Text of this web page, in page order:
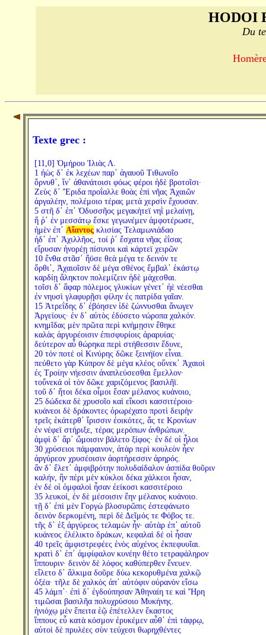
HODOI
Du
Texte grec :
[11,0] Ὁμήρου Ἰλιὰς Λ.
1 ἠὼς δ᾽ ἐκ λεχέων παρ᾽ ἀγαυοῦ Τιθωνοῖο
ὄρνυθ᾽, ἵν᾽ ἀθανάτοισι φόως φέροι ἠδὲ βροτοῖσι·
Ζεὺς δ᾽ Ἔριδα προΐαλλε θοὰς ἐπὶ νῆας Ἀχαιῶν
ἀργαλέην, πολέμοιο τέρας μετὰ χερσὶν ἔχουσαν.
5 στῆ δ᾽ ἐπ᾽ Ὀδυσσῆος μεγακήτεϊ νηῒ μελαίνῃ,
ἥ ῥ᾽ ἐν μεσσάτῳ ἔσκε γεγωνέμεν ἀμφοτέρωσε,
ἠμὲν ἐπ᾽ Αἴαντοςκλισίας Τελαμωνιάδαο
ἠδ᾽ ἐπ᾽ Ἀχιλλῆος, τοί ῥ᾽ ἔσχατα νῆας ἐΐσας
εἴρυσαν ἠνορέῃ πίσυνοι καὶ κάρτεϊ χειρῶν
10 ἔνθα στᾶσ᾽ ἤϋσε θεὰ μέγα τε δεινόν τε
ὄρθι᾽, Ἀχαιοῖσιν δὲ μέγα σθένος ἔμβαλ᾽ ἑκάστῳ
καρδίῃ ἄληκτον πολεμίζειν ἠδὲ μάχεσθαι.
τοῖσι δ᾽ ἄφαρ πόλεμος γλυκίων γένετ᾽ ἠὲ νέεσθαι
ἐν νηυσὶ γλαφυρῇσι φίλην ἐς πατρίδα γαῖαν.
15 Ἀτρεΐδης δ᾽ ἐβόησεν ἰδὲ ζώννυσθαι ἄνωγεν
Ἀργείους· ἐν δ᾽ αὐτὸς ἐδύσετο νώροπα χαλκόν.
κνημῖδας μὲν πρῶτα περὶ κνήμῃσιν ἔθηκε
καλὰς ἀργυρέοισιν ἐπισφυρίοις ἀραρυίας·
δεύτερον αὖ θώρηκα περὶ στήθεσσιν ἔδυνε,
20 τόν ποτέ οἱ Κινύρης δῶκε ξεινήϊον εἶναι.
πεύθετο γὰρ Κύπρον δὲ μέγα κλέος οὕνεκ᾽ Ἀχαιοὶ
ἐς Τροίην νήεσσιν ἀναπλεύσεσθαι ἔμελλον·
τοὔνεκά οἱ τὸν δῶκε χαριζόμενος βασιλῆϊ.
τοῦ δ᾽ ἤτοι δέκα οἶμοι ἔσαν μέλανος κυάνοιο,
25 δώδεκα δὲ χρυσοῖο καὶ εἴκοσι κασσιτέροιο·
κυάνεοι δὲ δράκοντες ὀρωρέχατο προτὶ δειρὴν
τρεῖς ἑκάτερθ᾽ ἴρισσιν ἐοικότες, ἅς τε Κρονίων
ἐν νέφεϊ στήριξε, τέρας μερόπων ἀνθρώπων.
ἀμφὶ δ᾽ ἄρ᾽ ὤμοισιν βάλετο ξίφος· ἐν δέ οἱ ἧλοι
30 χρύσειοι πάμφαινον, ἀτὰρ περὶ κουλεὸν ἦεν
ἀργύρεον χρυσέοισιν ἀορτήρεσσιν ἀρηρός.
ἂν δ᾽ ἕλετ᾽ ἀμφιβρότην πολυδαίδαλον ἀσπίδα θοῦριν
καλήν, ἣν πέρι μὲν κύκλοι δέκα χάλκεοι ἦσαν,
ἐν δέ οἱ ὀμφαλοὶ ἦσαν ἐείκοσι κασσιτέροιο
35 λευκοί, ἐν δὲ μέσοισιν ἔην μέλανος κυάνοιο.
τῇ δ᾽ ἐπὶ μὲν Γοργὼ βλοσυρῶπις ἐστεφάνωτο
δεινὸν δερκομένη, περὶ δὲ Δεῖμός τε Φόβος τε.
τῆς δ᾽ ἐξ ἀργύρεος τελαμὼν ἦν· αὐτὰρ ἐπ᾽ αὐτοῦ
κυάνεος ἐλέλικτο δράκων, κεφαλαὶ δέ οἱ ἦσαν
40 τρεῖς ἀμφιστρεφέες ἑνὸς αὐχένος ἐκπεφυυῖαι.
κρατὶ δ᾽ ἐπ᾽ ἀμφίφαλον κυνέην θέτο τετραφάληρον
ἵππουριν· δεινὸν δὲ λόφος καθύπερθεν ἔνευεν.
εἵλετο δ᾽ ἄλκιμα δοῦρε δύω κεκορυθμένα χαλκῷ
ὀξέα· τῆλε δὲ χαλκὸς ἀπ᾽ αὐτόφιν οὐρανὸν εἴσω
45 λάμπ᾽· ἐπὶ δ᾽ ἐγδούπησαν Ἀθηναίη τε καὶ Ἥρη
τιμῶσαι βασιλῆα πολυχρύσοιο Μυκήνης.
ἡνιόχῳ μὲν ἔπειτα ἑῷ ἐπέτελλεν ἕκαστος
ἵππους εὖ κατὰ κόσμον ἐρυκέμεν αὖθ᾽ ἐπὶ τάφρῳ,
αὐτοὶ δὲ πρυλέες σὺν τεύχεσι θωρηχθέντες